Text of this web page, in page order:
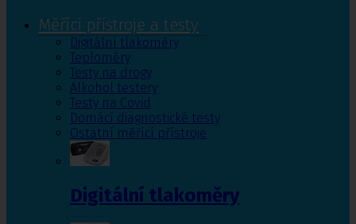
Měřící přístroje a testy
Digitální tlakoměry
Teploměry
Testy na drogy
Alkohol testery
Testy na Covid
Domácí diagnostické testy
Ostatní měřící přístroje
Digitální tlakoměry